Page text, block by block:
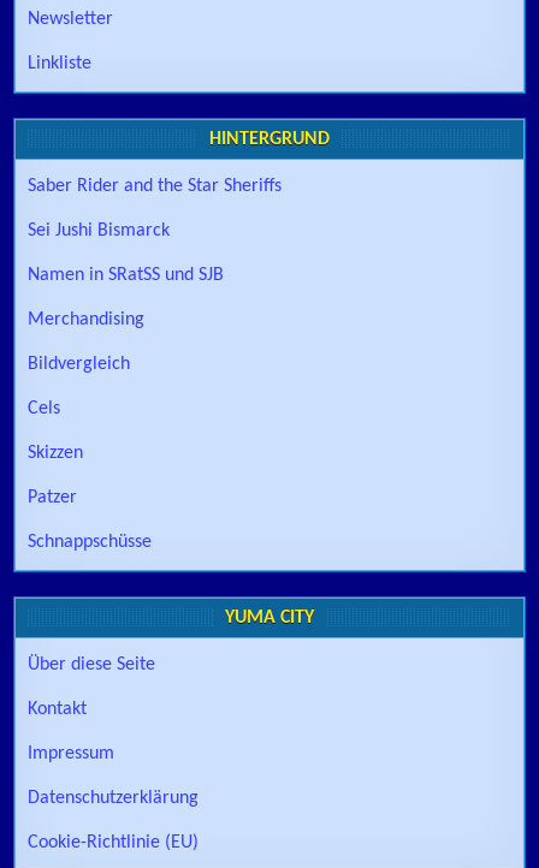
Newsletter
Linkliste
HINTERGRUND
Saber Rider and the Star Sheriffs
Sei Jushi Bismarck
Namen in SRatSS und SJB
Merchandising
Bildvergleich
Cels
Skizzen
Patzer
Schnappschüsse
YUMA CITY
Über diese Seite
Kontakt
Impressum
Datenschutzerklärung
Cookie-Richtlinie (EU)